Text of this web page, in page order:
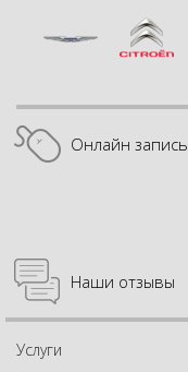
Онлайн запись
Наши отзывы
Услуги